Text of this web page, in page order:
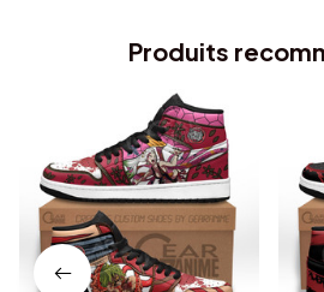
Produits